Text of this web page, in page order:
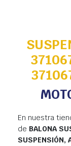
En nuestra
de BALONA
SUSPENSIÓN,